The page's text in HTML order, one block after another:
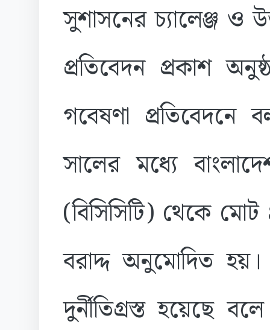
সুশাসনের চ্যালেঞ্জ ও
প্রতিবেদন প্রকাশ
গবেষণা
সালের মধ্যে
(বিসিসিটি) থেকে
বরাদ্দ অনুমোদিত
দুর্নীতিগ্রস্ত হয়েছে